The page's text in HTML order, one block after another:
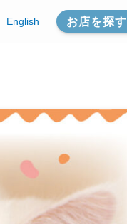
English お店を探す